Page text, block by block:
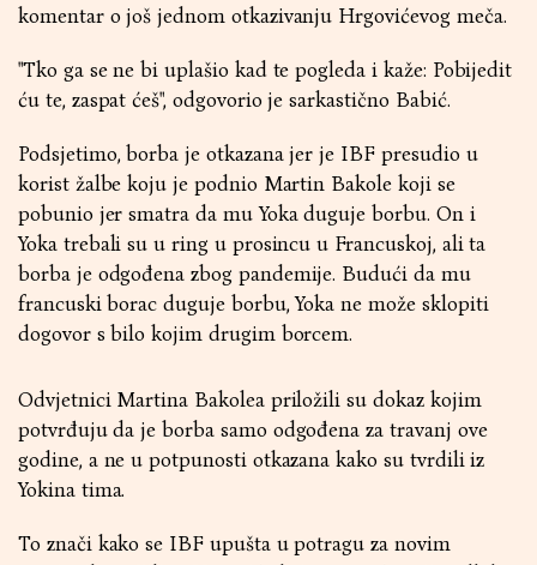
komentar o još jednom otkazivanju Hrgovićevog meča.
"Tko ga se ne bi uplašio kad te pogleda i kaže: Pobijedit
ću te, zaspat ćeš", odgovorio je sarkastično Babić.
Podsjetimo, borba je otkazana jer je IBF presudio u
korist žalbe koju je podnio Martin Bakole koji se
pobunio jer smatra da mu Yoka duguje borbu. On i
Yoka trebali su u ring u prosincu u Francuskoj, ali ta
borba je odgođena zbog pandemije. Budući da mu
francuski borac duguje borbu, Yoka ne može sklopiti
dogovor s bilo kojim drugim borcem.
Odvjetnici Martina Bakolea priložili su dokaz kojim
potvrđuju da je borba samo odgođena za travanj ove
godine, a ne u potpunosti otkazana kako su tvrdili iz
Yokina tima.
To znači kako se IBF upušta u potragu za novim